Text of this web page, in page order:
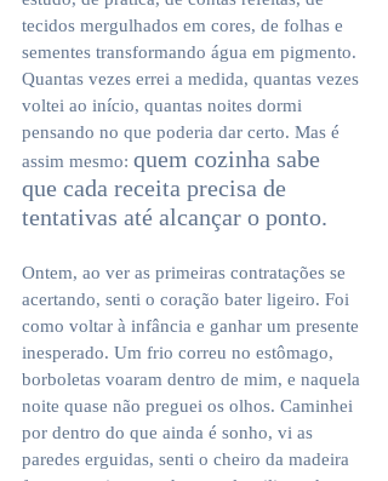
tecidos mergulhados em cores, de folhas e
sementes transformando água em pigmento.
Quantas vezes errei a medida, quantas vezes
voltei ao início, quantas noites dormi
pensando no que poderia dar certo. Mas é
assim mesmo: quem cozinha sabe
que cada receita precisa de
tentativas até alcançar o ponto.
Ontem, ao ver as primeiras contratações se
acertando, senti o coração bater ligeiro. Foi
como voltar à infância e ganhar um presente
inesperado. Um frio correu no estômago,
borboletas voaram dentro de mim, e naquela
noite quase não preguei os olhos. Caminhei
por dentro do que ainda é sonho, vi as
paredes erguidas, senti o cheiro da madeira